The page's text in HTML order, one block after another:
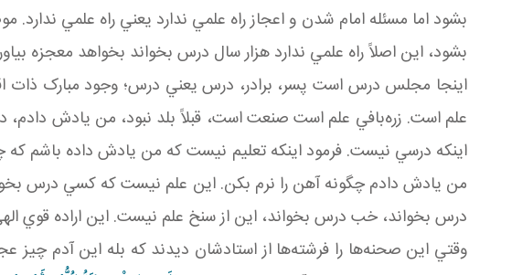
بشود اما مسئله امام شدن و اعجاز راه علمي ندارد يعني راه علمي
بشود، اين اصلاً راه علمي ندارد هزار سال درس بخواند بخواهد معجزه
اينجا مجلس درس است پسر، برادر، درس يعني درس؛ وجود مبارک ذات
علم است. زره‌بافي علم است صنعت است، قبلاً بلد نبود، من يادش دادم،
اينکه درسي نيست. فرمود اينکه تعليم نيست که من يادش داده باشم که
من يادش دادم چگونه آهن را نرم بکن. اين علم نيست که کسي درس
درس بخواند، خب درس بخواند، اين از سنخ علم نيست. اين اراده قوي
وقتي اين صحنه‌ها را فرشته‌ها از استادشان ديدند که بله اين آدم چيز